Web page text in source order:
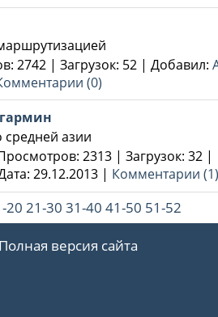
2742 | Загрузок: 52 | Добавил:
(0)
азии
2313 | Загрузок: 32 |
29.12.2013 | Комментарии (1)
20 21-30 31-40 41-50 51-52
Полная версия сайта